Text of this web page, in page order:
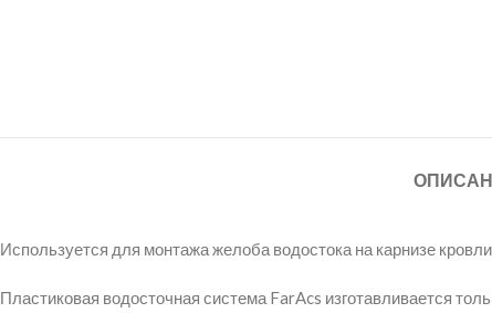
Используется для монтажа желоба водостока на карнизе
Пластиковая водосточная система FarAcs изготавливается